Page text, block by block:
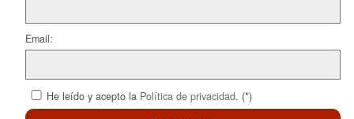
Email:
He leído y acepto la Política de privacidad. (*)